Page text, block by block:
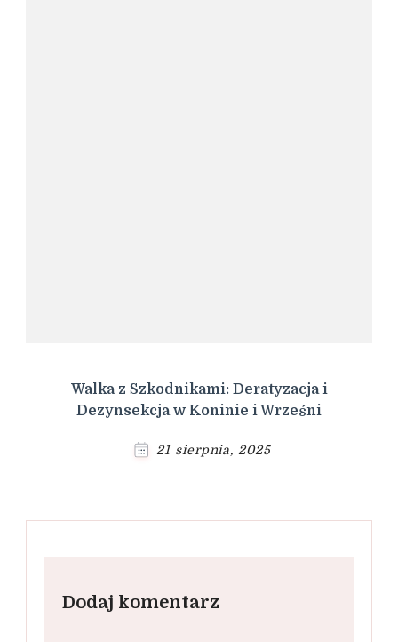
Walka z Szkodnikami: Deratyzacja i
Dezynsekcja w Koninie i Wrześni
21 sierpnia, 2025
Dodaj komentarz